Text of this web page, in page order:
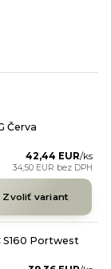
Červa
42,44 EUR/ks
34,50 EUR bez DPH
Zvoliť variant
S160 Portwest